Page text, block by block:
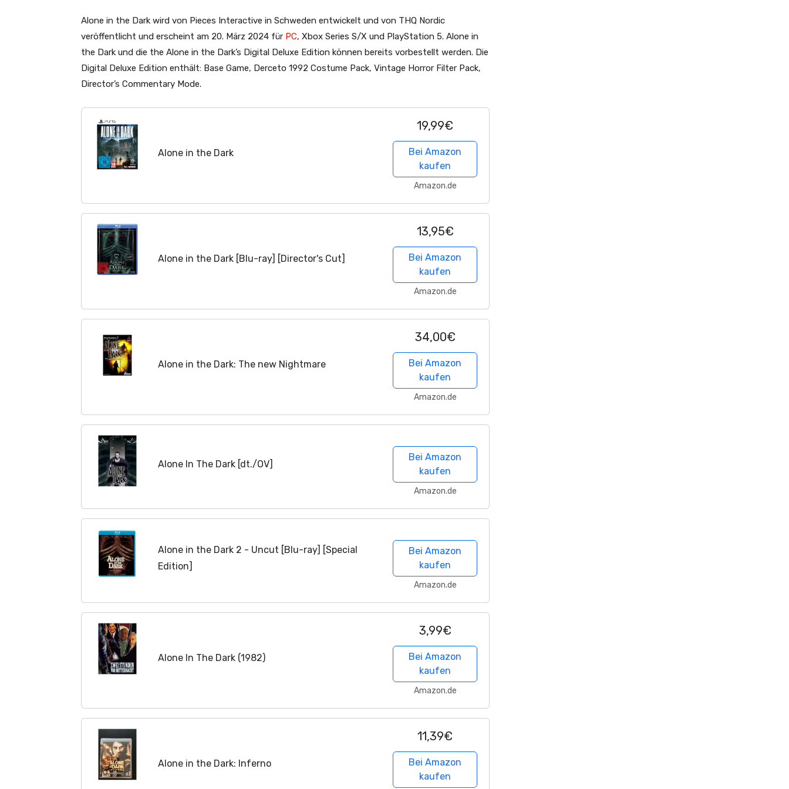
Alone in the Dark wird von Pieces Interactive in Schweden entwickelt und von THQ Nordic
veröffentlicht und erscheint am 20. März 2024 für PC, Xbox Series S/X und PlayStation 5. Alone in
the Dark und die the Alone in the Dark’s Digital Deluxe Edition können bereits vorbestellt werden. Die
Digital Deluxe Edition enthält: Base Game, Derceto 1992 Costume Pack, Vintage Horror Filter Pack,
Director’s Commentary Mode.
Alone in the Dark
19,99€
Bei Amazon
kaufen
Amazon.de
Alone in the Dark [Blu-ray] [Director's Cut]
13,95€
Bei Amazon
kaufen
Amazon.de
Alone in the Dark: The new Nightmare
34,00€
Bei Amazon
kaufen
Amazon.de
Alone In The Dark [dt./OV]
Bei Amazon
kaufen
Amazon.de
Alone in the Dark 2 - Uncut [Blu-ray] [Special
Edition]
Bei Amazon
kaufen
Amazon.de
Alone In The Dark (1982)
3,99€
Bei Amazon
kaufen
Amazon.de
Alone in the Dark: Inferno
11,39€
Bei Amazon
kaufen